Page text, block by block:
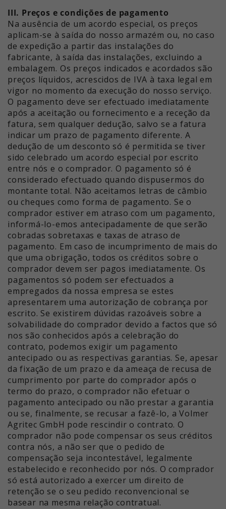
III. Preços e condições de pagamento
Na ausência de um acordo especial, os preços
aplicam-se à saída do nosso armazém ou, no caso
de expedição a partir das instalações do
fabricante, à saída das instalações, excluindo a
embalagem. Os preços indicados e acordados são
preços líquidos, acrescidos de IVA à taxa legal em
vigor no momento da execução do nosso serviço.
O pagamento deve ser efectuado imediatamente
após a aceitação ou fornecimento e a receção da
fatura, sem qualquer dedução, salvo se a fatura
indicar um prazo de pagamento diferente. A
dedução de um desconto só é permitida se tiver
sido celebrado um acordo especial por escrito
entre nós e o comprador. O pagamento só é
considerado efectuado quando dispusermos do
montante total. Não aceitamos letras de câmbio
ou cheques como forma de pagamento. Se o
comprador estiver em atraso com um pagamento,
informá-lo-emos antecipadamente de que serão
cobradas sobretaxas e taxas de atraso de
pagamento. Em caso de incumprimento de mais do
que uma obrigação, todos os créditos sobre o
comprador devem ser pagos imediatamente. Os
pagamentos só podem ser efectuados a
empregados da nossa empresa se estes
apresentarem uma autorização de cobrança por
escrito. Se existirem dúvidas razoáveis sobre a
solvabilidade do comprador devido a factos que só
nos são conhecidos após a celebração do
contrato, podemos exigir um pagamento
antecipado ou as respectivas garantias. Se, apesar
da fixação de um prazo e da ameaça de recusa de
cumprimento por parte do comprador após o
termo do prazo, o comprador não efetuar o
pagamento antecipado ou não prestar a garantia
ou se, finalmente, se recusar a fazê-lo, a Volmer
Agritec GmbH pode rescindir o contrato. O
comprador não pode compensar os seus créditos
contra nós, a não ser que o pedido de
compensação seja incontestável, legalmente
estabelecido e reconhecido por nós. O comprador
só está autorizado a exercer um direito de
retenção se o seu pedido reconvencional se
basear na mesma relação contratual.